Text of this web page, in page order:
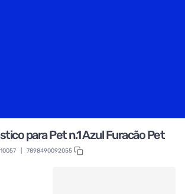
para Pet n.1 Azul Furacão Pet
7898490092055